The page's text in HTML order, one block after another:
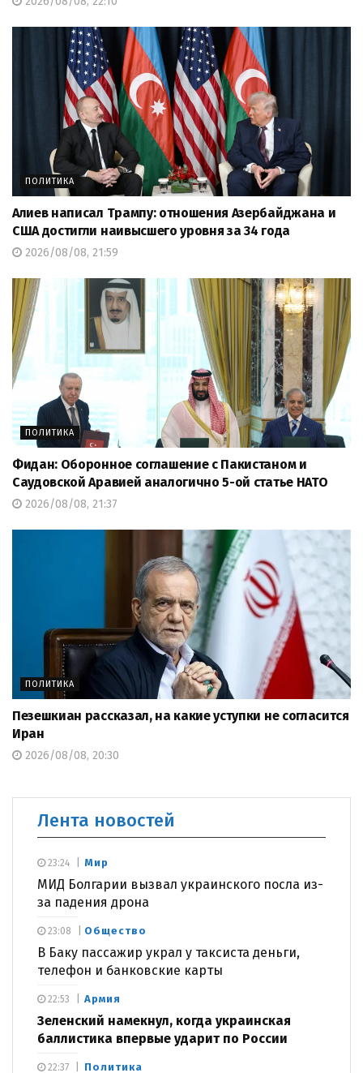
ПОЛИТИКА
Алиев написал Трампу: отношения Азербайджана и
США достигли наивысшего уровня за 34 года
2026/08/08, 21:59
ПОЛИТИКА
Фидан: Оборонное соглашение с Пакистаном и
Саудовской Аравией аналогично 5-ой статье НАТО
2026/08/08, 21:37
ПОЛИТИКА
Пезешкиан рассказал, на какие уступки не согласится
Иран
2026/08/08, 20:30
Лента новостей
Мир
МИД Болгарии вызвал украинского посла из-
за падения дрона
23:24
Общество
В Баку пассажир украл у таксиста деньги,
телефон и банковские карты
23:08
Армия
Зеленский намекнул, когда украинская
баллистика впервые ударит по России
22:53
Политика
22:37